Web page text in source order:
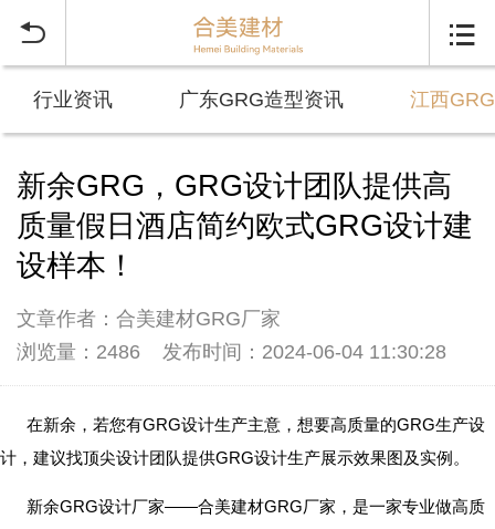
 
行业资讯 广东GRG造型资讯 江西
新余GRG，GRG设计团队提供高
质量假日酒店简约欧式GRG设计建
设样本！
文章作者：合美建材GRG厂家
浏览量：2486
发布时间：2024-06-04 11:30:28
在新余，若您有GRG设计生产主意，想要高质量的GRG生产设
计，建议找顶尖设计团队提供GRG设计生产展示效果图及实例。
新余GRG设计厂家——合美建材GRG厂家，是一家专业做高质